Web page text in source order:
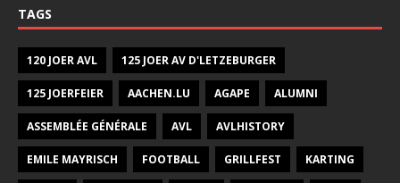
TAGS
120 JOER AVL 125 JOER AV D'LETZEBURGER
125 JOERFEIER AACHEN.LU AGAPE ALUMNI
ASSEMBLÉE GÉNÉRALE AVL AVLHISTORY
EMILE MAYRISCH FOOTBALL GRILLFEST KARTING